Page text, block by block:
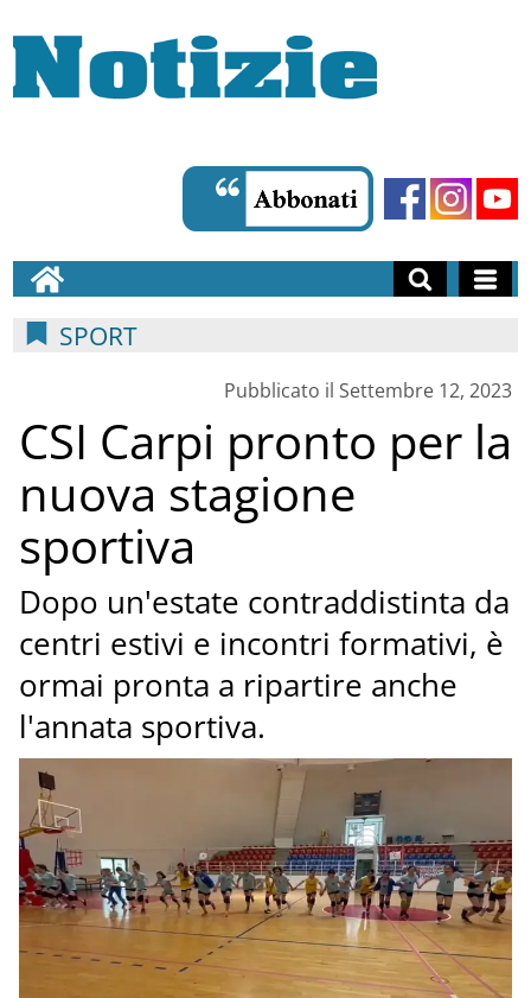
SPORT
Pubblicato il Settembre 12, 2023
CSI Carpi pronto per la
nuova stagione
sportiva
Dopo un'estate contraddistinta da
centri estivi e incontri formativi, è
ormai pronta a ripartire anche
l'annata sportiva.